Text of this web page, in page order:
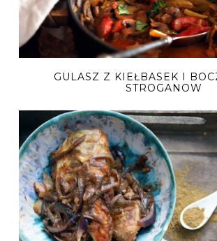
GULASZ Z KIEŁBASEK I
STROGANOW